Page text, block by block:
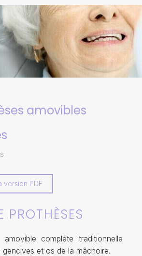
amovibles
version PDF
PROTHÈSES
complète traditionnelle
gencives et os de la mâchoire.